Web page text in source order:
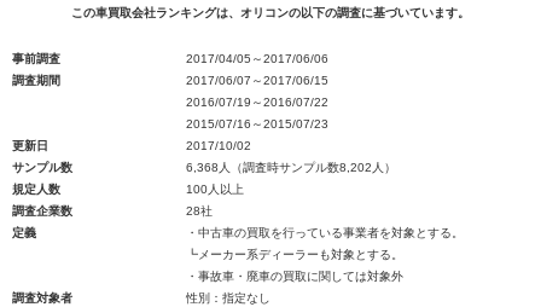
この車買取会社ランキングは、オリコンの以下の調査に基づいています。
事前調査
2017/04/05～2017/06/06
調査期間
2017/06/07～2017/06/15
2016/07/19～2016/07/22
2015/07/16～2015/07/23
更新日
2017/10/02
サンプル数
6,368人（調査時サンプル数8,202人）
規定人数
100人以上
調査企業数
28社
定義
・中古車の買取を行っている事業者を対象とする。
┗メーカー系ディーラーも対象とする。
・事故車・廃車の買取に関しては対象外
調査対象者
性別：指定なし